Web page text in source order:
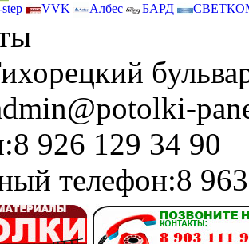
VVK Албес БАРД
8 926 129 34 90
телефон:8